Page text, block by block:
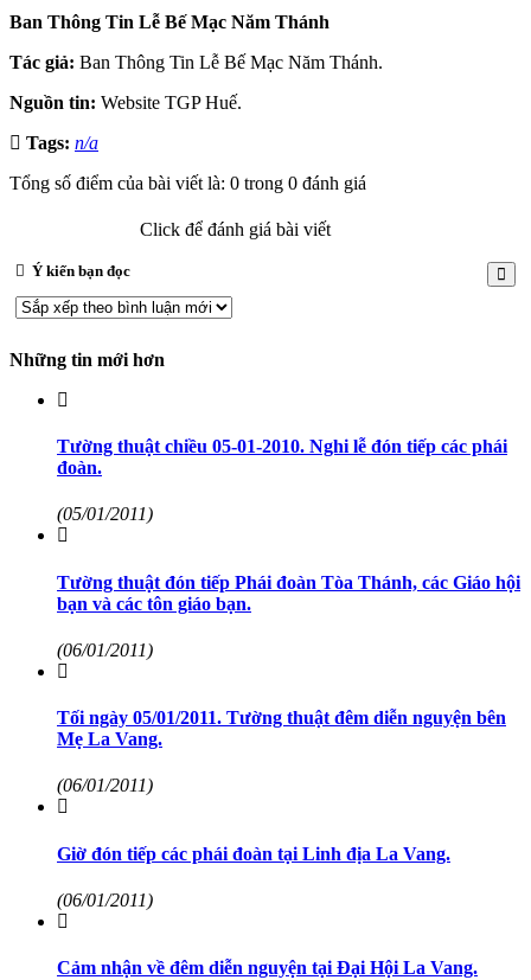
Ban Thông Tin Lễ Bế Mạc Năm Thánh
Tác giả: Ban Thông Tin Lễ Bế Mạc Năm Thánh.
Nguồn tin: Website TGP Huế.
Tags: n/a
Tổng số điểm của bài viết là: 0 trong 0 đánh giá
Click để đánh giá bài viết
Ý kiến bạn đọc
Những tin mới hơn
Tường thuật chiều 05-01-2010. Nghi lễ đón tiếp các phái
đoàn.
(05/01/2011)
Tường thuật đón tiếp Phái đoàn Tòa Thánh, các Giáo hội
bạn và các tôn giáo bạn.
(06/01/2011)
Tối ngày 05/01/2011. Tường thuật đêm diễn nguyện bên
Mẹ La Vang.
(06/01/2011)
Giờ đón tiếp các phái đoàn tại Linh địa La Vang.
(06/01/2011)
Cảm nhận về đêm diễn nguyện tại Đại Hội La Vang.